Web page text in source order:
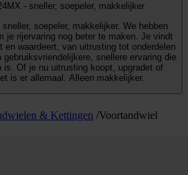
- sneller, soepeler, makkelijker
soepeler, makkelijker. We hebben
je rijervaring nog beter te maken. Je vindt
en waardeert, van uitrusting tot onderdelen
snellere ervaring die
is. Of je nu uitrusting koopt, upgradet of
is er allemaal. Alleen makkelijker.
& Kettingen /Voortandwiel